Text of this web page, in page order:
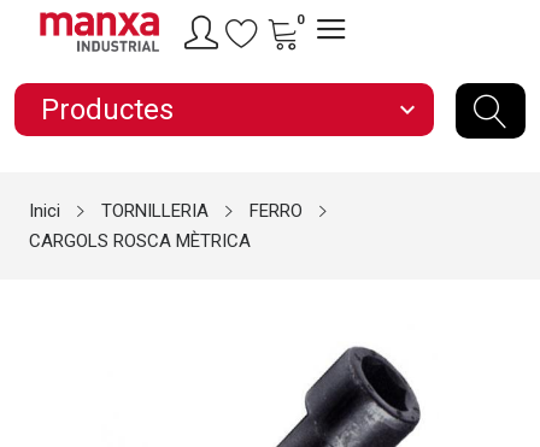
0
Productes expand_more
Inici TORNILLERIA
FERRO
CARGOLS ROSCA MÈTRICA